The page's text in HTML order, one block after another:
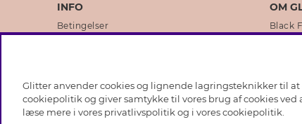
INFO
Betingelser
Medlemsbetingelser
OM
Black
Glitter anvender cookies og lignende lagringsteknikker til
cookiepolitik og giver samtykke til vores brug af cookies
læse mere i vores privatlivspolitik og i vorescookiepolitik